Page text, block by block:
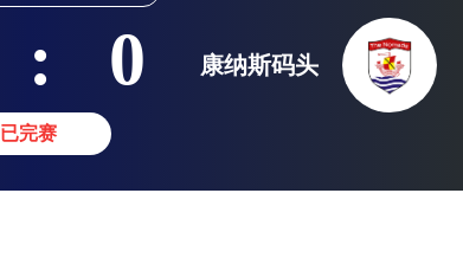
: 0
已完赛
康纳斯码头